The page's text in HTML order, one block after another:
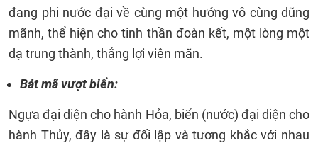
đang phi nước đại về cùng một hướng vô cùng dũng
mãnh, thể hiện cho tinh thần đoàn kết, một lòng một
dạ trung thành, thắng lợi viên mãn.
Bát mã vượt biển:
Ngựa đại diện cho hành Hỏa, biển (nước) đại diện cho
hành Thủy, đây là sự đối lập và tương khắc với nhau